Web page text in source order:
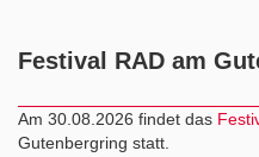
Festival RAD am
Am 30.08.2026 findet das
Gutenbergring statt.